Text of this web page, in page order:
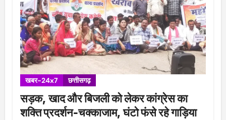
खबर-24x7 छत्तीसगढ़
सड़क, खाद और बिजली को लेकर कांग्रेस का
शक्ति प्रदर्शन-चक्काजाम, घंटो फंसे रहे गाड़िया